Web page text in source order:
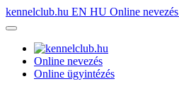
kennelclub.hu EN HU Online nevezés
Online nevezés
Online ügyintézés